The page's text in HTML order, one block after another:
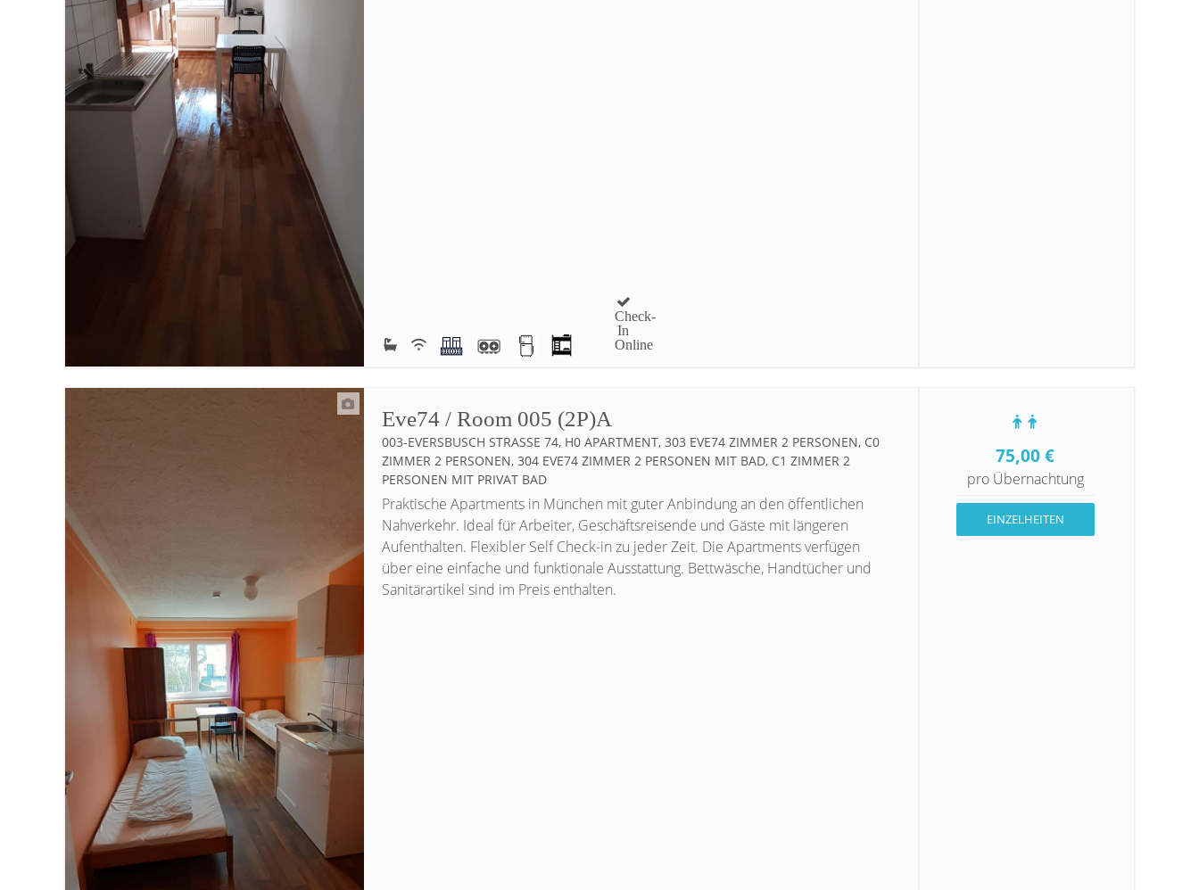
Check-
In
Online
Eve74 / Room 005 (2P)A
003-EVERSBUSCH STRASSE 74, H0 APARTMENT, 303 EVE74 ZIMMER 2 PERSONEN, C0 Z
IMMER 2 PERSONEN, 304 EVE74 ZIMMER 2 PERSONEN MIT BAD, C1 ZIMMER 2 P
ERSONEN MIT PRIVAT BAD
Praktische Apartments in München mit guter Anbindung an den öffentlichen
Nahverkehr. Ideal für Arbeiter, Geschäftsreisende und Gäste mit längeren
Aufenthalten. Flexibler Self Check-in zu jeder Zeit. Die Apartments verfügen
über eine einfache und funktionale Ausstattung. Bettwäsche, Handtücher und
Sanitärartikel sind im Preis enthalten.
75,00€
pro Übernachtung
EINZELHEITEN